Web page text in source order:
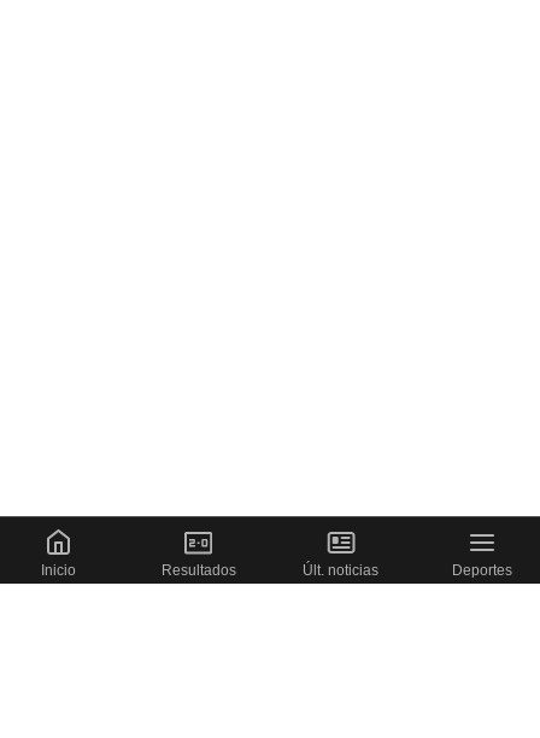
Inicio Resultados Últ. noticias Deportes